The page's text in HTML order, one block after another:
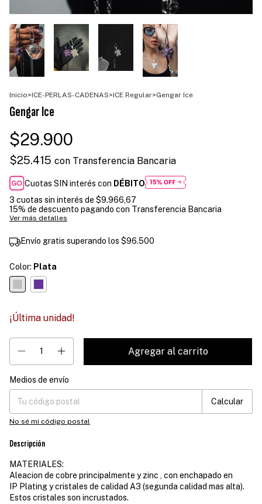
Inicio>ICE-PERLAS-CADENAS>ICE Regular>Gengar Ice
Gengar Ice
$29.900
$25.415 con Transferencia Bancaria
Cuotas SIN interés con DÉBITO
3 cuotas sin interés de $9.966,67
15% de descuento pagando con Transferencia Bancaria
Ver más detalles
Envío gratis superando los $96.500
Color: Plata
¡Última unidad!
Entregas para el CP:
Medios de envío
Calcular
No sé mi código postal
Descripción
MATERIALES:
Aleacion de cobre principalmente y zinc , con enchapado en
IP Plating y cristales de calidad A3 (segunda calidad mas alta).
Estos cristales son incrustados.